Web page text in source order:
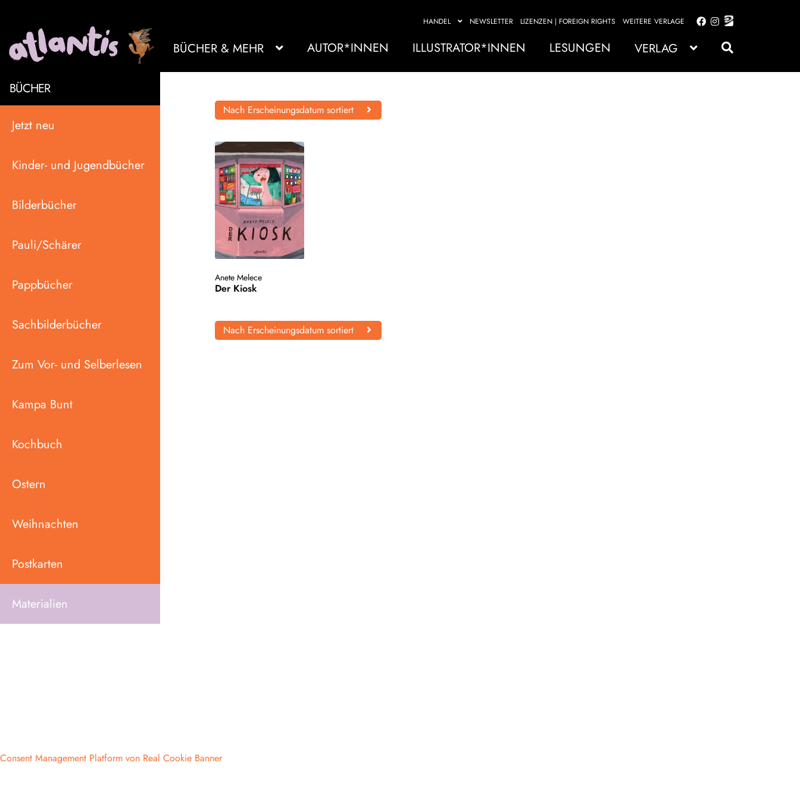
HANDEL NEWSLETTER LIZENZEN | FOREIGN RIGHTS WEITERE VERLAGE
Zur
springen
Zum
springen
BÜCHER & MEHR AUTOR*INNEN ILLUSTRATOR*INNEN LESUNGEN VERLAG
BÜCHER
Jetzt neu
Kinder- und Jugendbücher
Bilderbücher
Pauli/Schärer
Pappbücher
Sachbilderbücher
Zum Vor- und Selberlesen
Kampa Bunt
Kochbuch
Ostern
Weihnachten
Postkarten
Materialien
Nach Erscheinungsdatum sortiert
Anete Melece
Der Kiosk
Nach Erscheinungsdatum sortiert
Consent Management Platform von Real Cookie Banner